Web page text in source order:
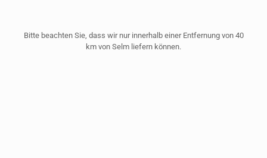
Bitte beachten Sie, dass wir nur innerhalb einer Entfernung von 40
km von Selm liefern können.